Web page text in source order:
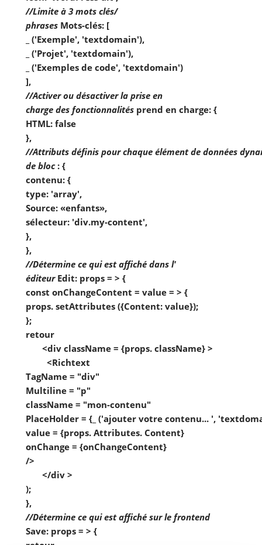
//Limite à 3 mots clés/
phrases Mots-clés: [
_ ('Exemple', 'textdomain'),
_ ('Projet', 'textdomain'),
_ ('Exemples de code', 'textdomain')
],
//Activer ou désactiver la prise en
charge des fonctionnalités prend en charge: {
HTML: false
},
//Attributs définis pour chaque élément de données
de bloc : {
contenu: {
type: 'array',
Source: «enfants»,
sélecteur: 'div.my-content',
},
},
//Détermine ce qui est affiché dans l'
éditeur Edit: props = > {
const onChangeContent = value = > {
props. setAttributes ({Content: value});
};
retour
        <div className = {props. className} >
          <Richtext
TagName = "div"
Multiline = "p"
className = "mon-contenu"
PlaceHolder = {_ ('ajouter votre contenu... ',
value = {props. Attributes. Content}
onChange = {onChangeContent}
/>
        </div >
);
},
Save: props = > {